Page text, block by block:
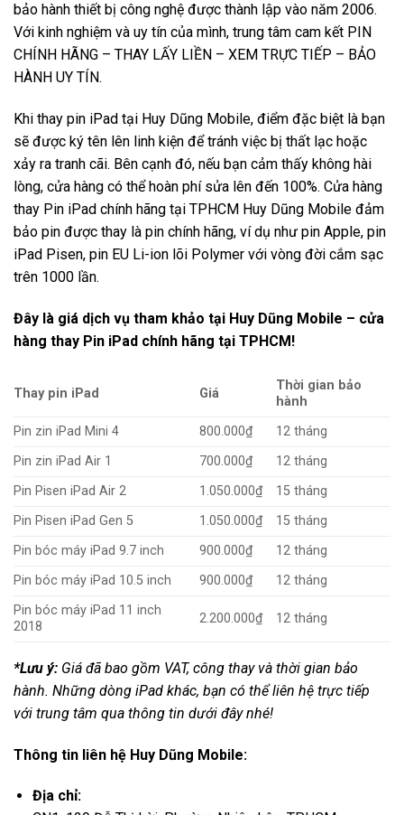
bảo hành thiết bị công nghệ được thành lập vào năm 2006.
Với kinh nghiệm và uy tín của mình, trung tâm cam kết PIN
CHÍNH HÃNG – THAY LẤY LIỀN – XEM TRỰC TIẾP – BẢO
HÀNH UY TÍN.
Khi thay pin iPad tại Huy Dũng Mobile, điểm đặc biệt là bạn
sẽ được ký tên lên linh kiện để tránh việc bị thất lạc hoặc
xảy ra tranh cãi. Bên cạnh đó, nếu bạn cảm thấy không hài
lòng, cửa hàng có thể hoàn phí sửa lên đến 100%. Cửa hàng
thay Pin iPad chính hãng tại TPHCM Huy Dũng Mobile đảm
bảo pin được thay là pin chính hãng, ví dụ như pin Apple, pin
iPad Pisen, pin EU Li-ion lõi Polymer với vòng đời cắm sạc
trên 1000 lần.
Đây là giá dịch vụ tham khảo tại Huy Dũng Mobile – cửa
hàng thay Pin iPad chính hãng tại TPHCM!
Thay pin iPad Giá
Thời gian bảo
hành
Pin zin iPad Mini 4
800.000₫
12 tháng
Pin zin iPad Air 1
700.000₫
12 tháng
Pin Pisen iPad Air 2
1.050.000₫
15 tháng
Pin Pisen iPad Gen 5
1.050.000₫
15 tháng
Pin bóc máy iPad 9.7 inch
900.000₫
12 tháng
Pin bóc máy iPad 10.5 inch
900.000₫
12 tháng
Pin bóc máy iPad 11 inch
2018
2.200.000₫ 12 tháng
*Lưu ý: Giá đã bao gồm VAT, công thay và thời gian bảo
hành. Những dòng iPad khác, bạn có thể liên hệ trực tiếp
với trung tâm qua thông tin dưới đây nhé!
Thông tin liên hệ Huy Dũng Mobile:
Địa chỉ: